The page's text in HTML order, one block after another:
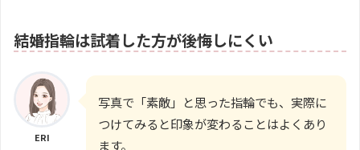
結婚指輪は試着した方が後悔しにくい
ERI
写真で「素敵」と思った指輪でも、実際に
つけてみると印象が変わることはよくあり
ます。